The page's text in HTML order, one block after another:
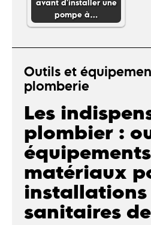
avant d'installer une
pompe à…
Outils et
plomberie
Les
plombier :
matériaux
installations
sanitaires